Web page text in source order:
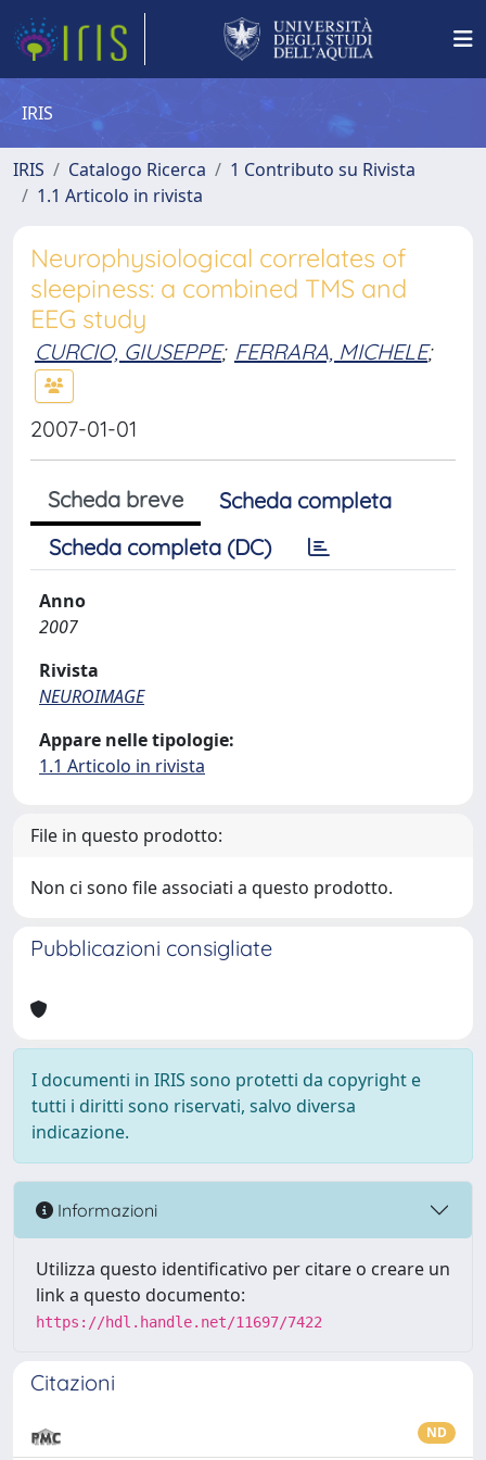
IRIS
IRIS Catalogo Ricerca
1 Contributo su Rivista
1.1 Articolo in rivista
Neurophysiological correlates of
sleepiness: a combined TMS and
EEG study
CURCIO, GIUSEPPE; FERRARA, MICHELE;
2007-01-01
Scheda breve
Scheda completa
Scheda completa (DC)
Anno
2007
Rivista
NEUROIMAGE
Appare nelle tipologie:
1.1 Articolo in rivista
File in questo prodotto:
Non ci sono file associati a questo prodotto.
Pubblicazioni consigliate
I documenti in IRIS sono protetti da copyright e
tutti i diritti sono riservati, salvo diversa
indicazione.
Informazioni
Utilizza questo identificativo per citare o creare un
link a questo documento:
https://hdl.handle.net/11697/7422
Citazioni
ND